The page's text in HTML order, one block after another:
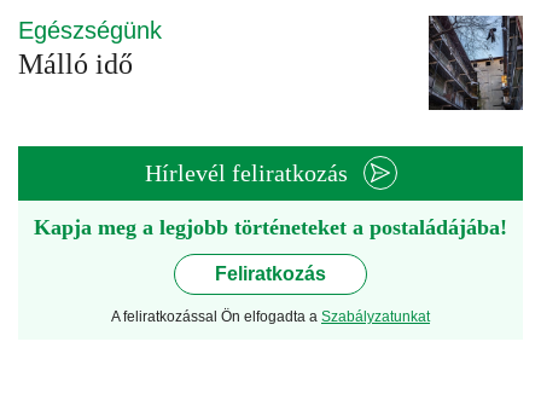
Egészségünk
Málló idő
Hírlevél feliratkozás
Kapja meg a legjobb történeteket a postaládájába!
Feliratkozás
A feliratkozással Ön elfogadta a Szabályzatunkat